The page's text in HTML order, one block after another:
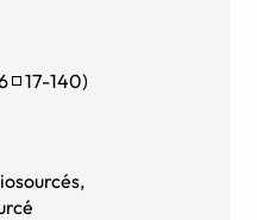
17-140)
,